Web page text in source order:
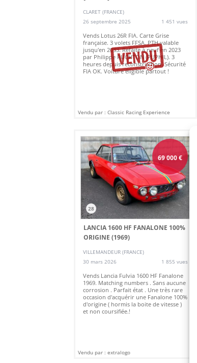
CLARET (FRANCE)
26 septembre 2025
1 451 vues
Vends Lotus 26R FIA. Carte Grise
française. 3 volets FFSA. PTH valable
jusqu'en 2033. Refaite à neuf en 2023
par Philippe RUCHTON (PUPHIL). 3
heures depuis reconstruction. Sécurité
FIA OK. Voiture éligible partout !
Vendu par : Classic Racing Experience
69 000€
28
LANCIA 1600 HF FANALONE 100%
ORIGINE (1969)
VILLEMANDEUR (FRANCE)
30 mars 2026
1 855 vues
Vends Lancia Fulvia 1600 HF Fanalone
1969. Matching numbers . Sans aucune
corrosion . Parfait état . Une très rare
occasion d'acquérir une Fanalone 100%
d'origine ( hormis la boite de vitesse )
et non coursifiée.!
Vendu par : extralogo